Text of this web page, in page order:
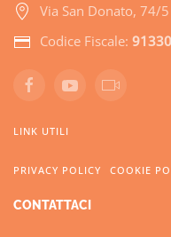
Via San Donato, 74/
Codice Fiscale:
LINK UTILI
PRIVACY POLICY COOKIE
CONTATTACI